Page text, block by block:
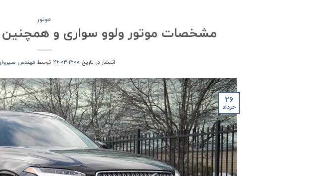
موتور
مشخصات موتور ولوو سواری و
انتشار در تاریخ 1400-03-26 توسط مهندس
26
خرداد